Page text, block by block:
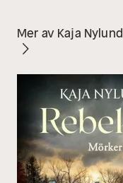
Mer av Kaja Nylund